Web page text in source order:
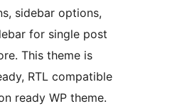
sidebar options,
for single post
This theme is
RTL compatible
ready WP theme.